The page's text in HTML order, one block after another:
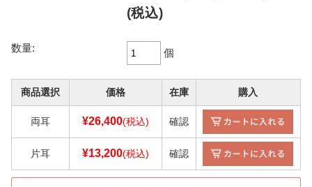
(税込)
数量: 個
商品選択 価格 在庫 購入
両耳 ¥26,400(税込) 確認
片耳 ¥13,200(税込) 確認